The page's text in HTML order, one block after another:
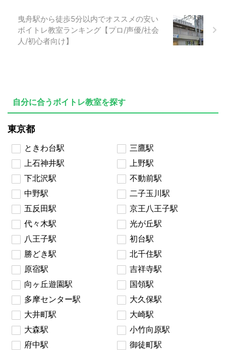
曳舟駅から徒歩5分以内でオススメの安い
ボイトレ教室ランキング【プロ/声優/社会
人/初心者向け】
自分に合うボイトレ教室を探す
東京都
ときわ台駅
三鷹駅
上石神井駅
上野駅
下北沢駅
不動前駅
中野駅
二子玉川駅
五反田駅
京王八王子駅
代々木駅
光が丘駅
八王子駅
初台駅
勝どき駅
北千住駅
原宿駅
吉祥寺駅
向ヶ丘遊園駅
国領駅
多摩センター駅
大久保駅
大井町駅
大崎駅
大森駅
小竹向原駅
府中駅
御徒町駅